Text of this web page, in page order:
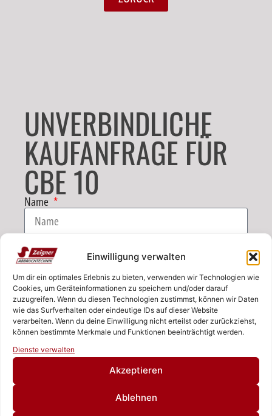
Einwilligung verwalten
Um dir ein optimales Erlebnis zu bieten, verwenden wir Technologien wie
Cookies, um Geräteinformationen zu speichern und/oder darauf
zuzugreifen. Wenn du diesen Technologien zustimmst, können wir Daten
wie das Surfverhalten oder eindeutige IDs auf dieser Website
verarbeiten. Wenn du deine Einwilligung nicht erteilst oder zurückziehst,
können bestimmte Merkmale und Funktionen beeinträchtigt werden.
Dienste verwalten
Akzeptieren
Ablehnen
UNVERBINDLICHE
KAUFANFRAGE FÜR
CBE 10
Name
E-Mail
Telefon
Nachricht Rufen Sie uns an!